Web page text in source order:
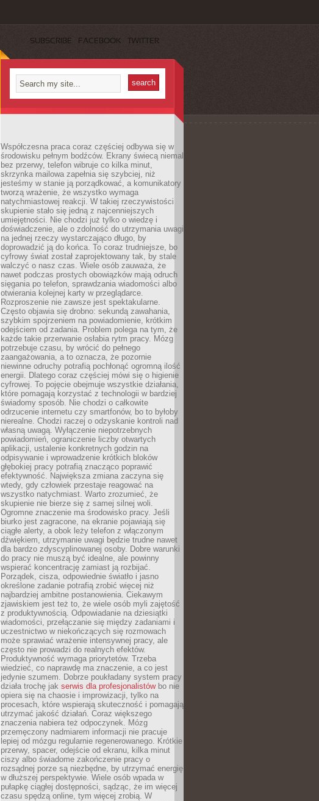
SUBSCRIBE FACEBOOK TWITTER
Współczesna praca coraz częściej odbywa się w
środowisku pełnym bodźców. Ekrany świecą niemal
bez przerwy, telefon wibruje co kilka minut,
skrzynka mailowa zapełnia się szybciej, niż
jesteśmy w stanie ją porządkować, a komunikatory
tworzą wrażenie, że wszystko wymaga
natychmiastowej reakcji. W takiej rzeczywistości
skupienie stało się jedną z najcenniejszych
umiejętności. Nie chodzi już tylko o wiedzę i
doświadczenie, ale o zdolność do utrzymania uwagi
na jednej rzeczy wystarczająco długo, by
doprowadzić ją do końca. To coraz trudniejsze, bo
cyfrowy świat został zaprojektowany tak, by stale
walczyć o nasz czas. Wiele osób zauważa, że
nawet podczas prostych obowiązków mają odruch
sięgania po telefon, sprawdzania wiadomości albo
otwierania kolejnej karty w przeglądarce.
Rozproszenie nie zawsze jest spektakularne.
Często objawia się drobno: sekundą zawahania,
szybkim spojrzeniem na powiadomienie, krótkim
odejściem od zadania. Problem polega na tym, że
każde takie przerwanie osłabia rytm pracy. Mózg
potrzebuje czasu, by wrócić do pełnego
zaangażowania, a to oznacza, że pozornie
niewinne odruchy potrafią pochłonąć ogromną ilość
energii. Dlatego coraz częściej mówi się o higienie
cyfrowej. To pojęcie obejmuje wszystkie działania,
które pomagają korzystać z technologii w bardziej
świadomy sposób. Nie chodzi o całkowite
odrzucenie internetu czy smartfonów, bo to byłoby
nierealne. Chodzi raczej o odzyskanie kontroli nad
własną uwagą. Wyłączenie niepotrzebnych
powiadomień, ograniczenie liczby otwartych
aplikacji, ustalenie konkretnych godzin na
odpisywanie i wprowadzenie krótkich bloków
głębokiej pracy potrafią znacząco poprawić
efektywność. Największa zmiana zaczyna się
wtedy, gdy człowiek przestaje reagować na
wszystko natychmiast. Warto zrozumieć, że
skupienie nie bierze się z samej silnej woli.
Ogromne znaczenie ma środowisko pracy. Jeśli
biurko jest zagracone, na ekranie pojawiają się
ciągłe alerty, a obok leży telefon z włączonym
dźwiękiem, utrzymanie uwagi będzie trudne nawet
dla bardzo zdyscyplinowanej osoby. Dobre warunki
do pracy nie muszą być idealne, ale powinny
wspierać koncentrację zamiast ją rozbijać.
Porządek, cisza, odpowiednie światło i jasno
określone zadanie potrafią zrobić więcej niż
najbardziej ambitne postanowienia. Ciekawym
zjawiskiem jest też to, że wiele osób myli zajętość
z produktywnością. Odpowiadanie na dziesiątki
wiadomości, przełączanie się między zadaniami i
uczestnictwo w niekończących się rozmowach
może sprawiać wrażenie intensywnej pracy, ale
często nie prowadzi do realnych efektów.
Produktywność wymaga priorytetów. Trzeba
wiedzieć, co naprawdę ma znaczenie, a co jest
jedynie szumem. Dobrze poukładany system pracy
działa trochę jak serwis dla profesjonalistówbo nie
opiera się na chaosie i improwizacji, tylko na
procesach, które wspierają skuteczność i pomagają
utrzymać jakość działań. Coraz większego
znaczenia nabiera też odpoczynek. Mózg
przemęczony nadmiarem informacji nie pracuje
lepiej od mózgu regularnie regenerowanego. Krótkie
przerwy, spacer, odejście od ekranu, kilka minut
ciszy albo świadome zakończenie pracy o
rozsądnej porze są niezbędne, by utrzymać energię
w dłuższej perspektywie. Wiele osób wpada w
pułapkę ciągłej dostępności, sądząc, że im więcej
czasu spędzą online, tym więcej zrobią. W